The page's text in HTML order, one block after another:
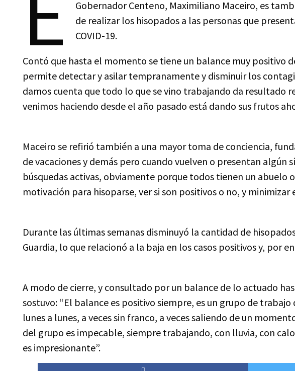
Gobernador Centeno, Maximiliano Maceiro, es
de realizar los hisopados a las personas que
COVID-19.
Contó que hasta el momento se tiene un balance muy positivo
permite detectar y asilar tempranamente y disminuir los
damos cuenta que todo lo que se vino trabajando da resultado
venimos haciendo desde el año pasado está dando sus frutos
Maceiro se refirió también a una mayor toma de conciencia,
de vacaciones y demás pero cuando vuelven o presentan algún
búsquedas activas, obviamente porque todos tienen un abuelo
motivación para hisoparse, ver si son positivos o no, y
Durante las últimas semanas disminuyó la cantidad de
Guardia, lo que relacionó a la baja en los casos positivos y, por
A modo de cierre, y consultado por un balance de lo actuado
sostuvo: “El balance es positivo siempre, es un grupo de
lunes a lunes, a veces sin franco, a veces saliendo de un
del grupo es impecable, siempre trabajando, con lluvia, con
es impresionante”.